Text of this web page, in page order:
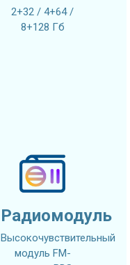
2+32 / 4+64 /
8+128 Гб
Радиомодуль
Высокочувствительный
модуль FM-